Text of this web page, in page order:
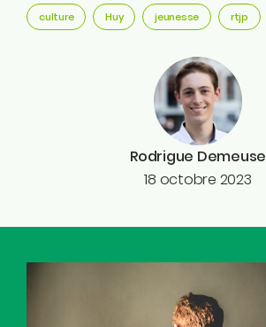
Rodrigue Demeuse
18 octobre 2023
culture Huy jeunesse rtjp